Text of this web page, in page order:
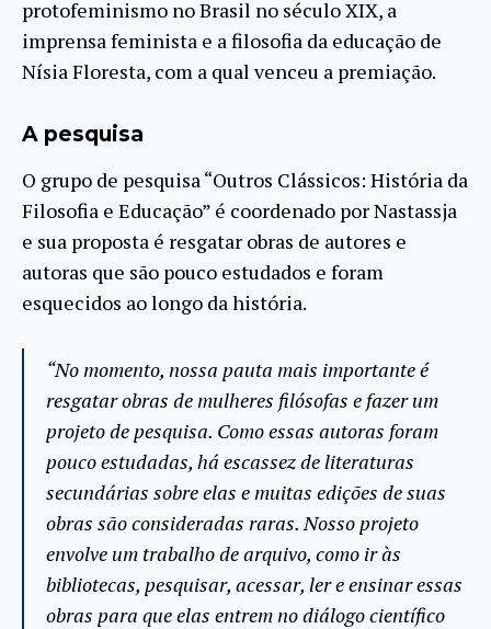
protofeminismo no Brasil no século XIX, a
imprensa feminista e a filosofia da educação de
Nísia Floresta, com a qual venceu a premiação.
A pesquisa
O grupo de pesquisa “Outros Clássicos: História da
Filosofia e Educação” é coordenado por Nastassja
e sua proposta é resgatar obras de autores e
autoras que são pouco estudados e foram
esquecidos ao longo da história.
“No momento, nossa pauta mais importante é
resgatar obras de mulheres filósofas e fazer um
projeto de pesquisa. Como essas autoras foram
pouco estudadas, há escassez de literaturas
secundárias sobre elas e muitas edições de suas
obras são consideradas raras. Nosso projeto
envolve um trabalho de arquivo, como ir às
bibliotecas, pesquisar, acessar, ler e ensinar essas
obras para que elas entrem no diálogo científico